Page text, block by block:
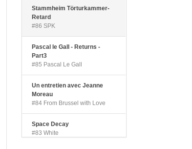
Stammheim Törturkammer-
Retard
#86 SPK
Pascal le Gall - Returns -
Part3
#85 Pascal Le Gall
Un entretien avec Jeanne
Moreau
#84 From Brussel with Love
Space Decay
#83 White